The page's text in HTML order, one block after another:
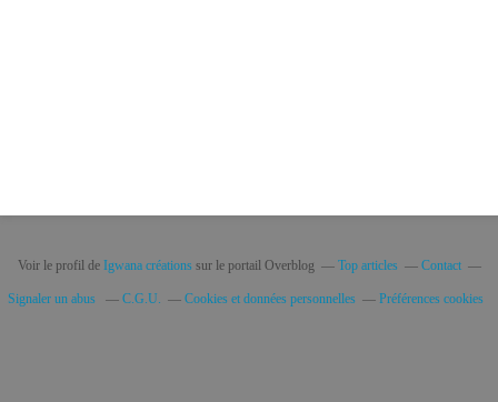
Voir le profil de Igwana créationssur le portail Overblog Top articles Contact
Signaler un abus C.G.U. Cookies et données personnelles Préférences cookies